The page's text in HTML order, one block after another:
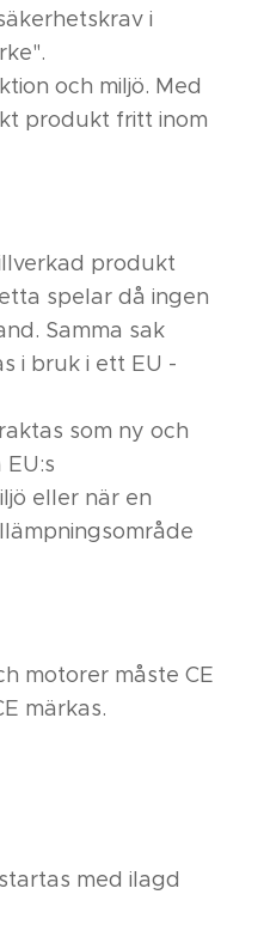
i
och miljö. Med
produkt fritt inom
produkt
spelar då ingen
Samma sak
i bruk i ett EU -
som ny och
eller när en
motorer måste CE
märkas.
med ilagd